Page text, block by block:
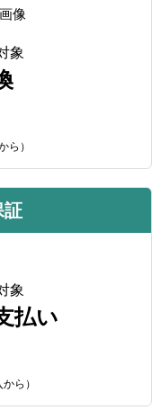
象
ら）
証
象
払い
ら）